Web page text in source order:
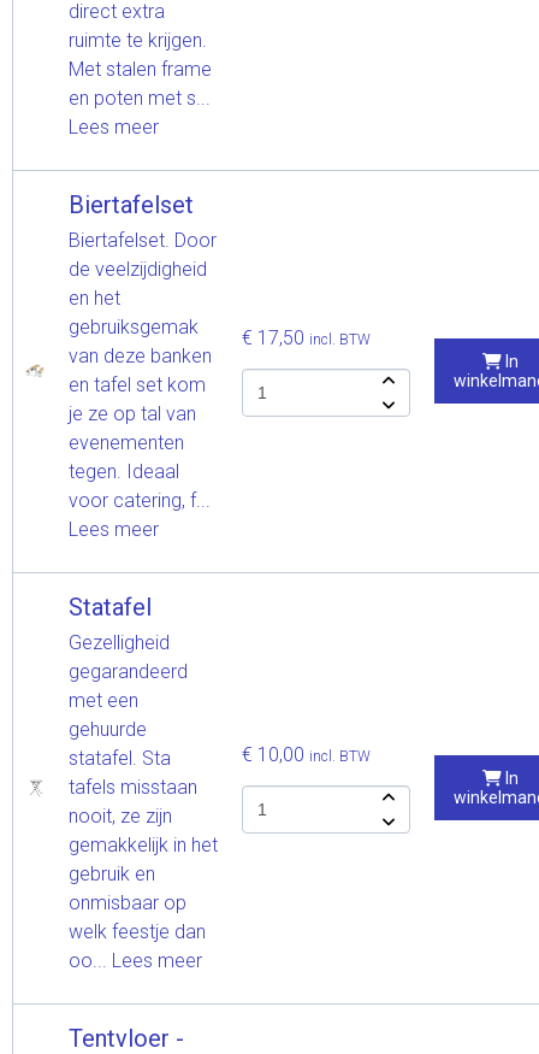
direct extra
ruimte te krijgen.
Met stalen frame
en poten met s...
Lees meer
Biertafelset
Biertafelset. Door
de veelzijdigheid
en het
gebruiksgemak
van deze banken
en tafel set kom
je ze op tal van
evenementen
tegen. Ideaal
voor catering, f...
Lees meer
€ 17,50 incl. BTW
In
Statafel
Gezelligheid
gegarandeerd
met een
gehuurde
statafel. Sta
tafels misstaan
nooit, ze zijn
gemakkelijk in het
gebruik en
onmisbaar op
welk feestje dan
oo... Lees meer
€ 10,00 incl. BTW
In
Tentvloer -